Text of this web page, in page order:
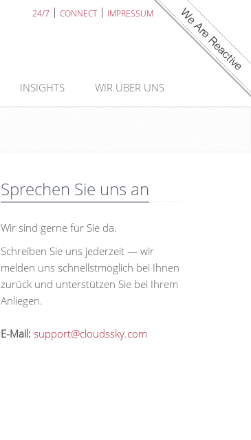
24/7 CONNECT IMPRESSUM
INSIGHTS WIR ÜBER UNS
Sprechen Sie uns an
Wir sind gerne für Sie da.
Schreiben Sie uns jederzeit — wir
melden uns schnellstmöglich bei Ihnen
zurück und unterstützen Sie bei Ihrem
Anliegen.
E-Mail: support@cloudssky.com